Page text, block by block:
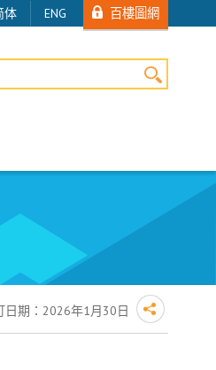
体 ENG 百樓圖網
搜尋
日期：2026年1月30日